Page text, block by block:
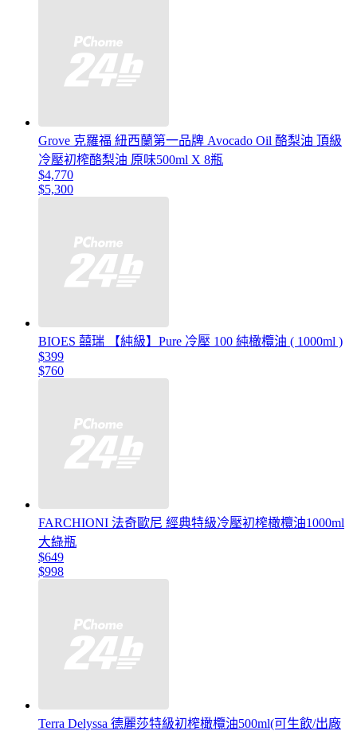
Grove 克羅福 紐西蘭第一品牌 Avocado Oil 酪梨油 頂級
冷壓初榨酪梨油 原味500ml X 8瓶
$4,770
$5,300
BIOES 囍瑞 【純級】Pure 冷壓 100 純橄欖油 ( 1000ml )
$399
$760
FARCHIONI 法奇歐尼 經典特級冷壓初榨橄欖油1000ml
大綠瓶
$649
$998
Terra Delyssa 德麗莎特級初榨橄欖油500ml(可生飲/出廠